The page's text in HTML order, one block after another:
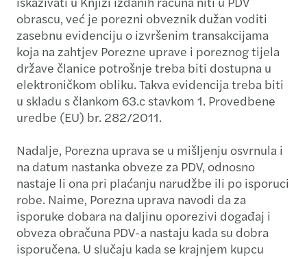
obrascu, već je porezni obveznik dužan voditi
zasebnu evidenciju o izvršenim transakcijama
koja na zahtjev Porezne uprave i poreznog tijela
države članice potrošnje treba biti dostupna u
elektroničkom obliku. Takva evidencija treba biti
u skladu s člankom 63.c stavkom 1. Provedbene
uredbe (EU) br. 282/2011.
Nadalje, Porezna uprava se u mišljenju osvrnula i
na datum nastanka obveze za PDV, odnosno
nastaje li ona pri plaćanju narudžbe ili po isporuci
robe. Naime, Porezna uprava navodi da za
isporuke dobara na daljinu oporezivi događaj i
obveza obračuna PDV-a nastaju kada su dobra
isporučena. U slučaju kada se krajnjem kupcu